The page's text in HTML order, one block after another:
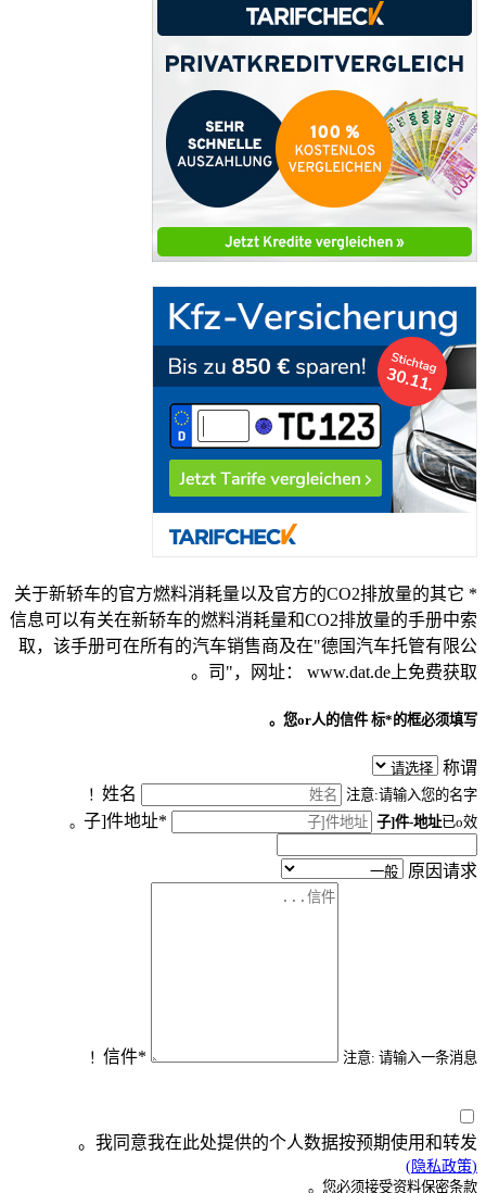
* 关于新轿车的官方燃料消耗量以及官方的CO2排放量的其它
信息可以有关在新轿车的燃料消耗量和CO2排放量的手册中索
取，该手册可在所有的汽车销售商及在"德国汽车托管有限公
司"，网址： www.dat.de上免费获取。
您or人的信件标*的框必须填写。
称谓
姓名
注意:请输入您的名字！
子]件地址* 子]件-地址已o效。
原因请求
信件* 注意: 请输入一条消息！
我同意我在此处提供的个人数据按预期使用和转发。
(隐私政策)
您必须接受资料保密条款。